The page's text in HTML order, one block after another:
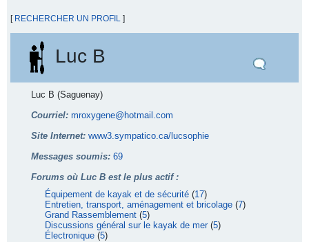
[ RECHERCHER UN PROFIL ]
Luc B
Luc B (Saguenay)
Courriel: mroxygene@hotmail.com
Site Internet: www3.sympatico.ca/lucsophie
Messages soumis: 69
Forums où Luc B est le plus actif :
Équipement de kayak et de sécurité (17)
Entretien, transport, aménagement et bricolage (7)
Grand Rassemblement (5)
Discussions général sur le kayak de mer (5)
Électronique (5)